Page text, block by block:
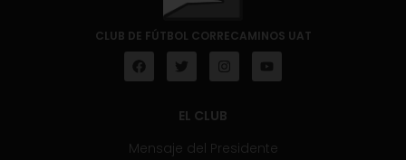
CLUB DE FÚTBOL CORRECAMINOS UAT
EL CLUB
Mensaje del Presidente